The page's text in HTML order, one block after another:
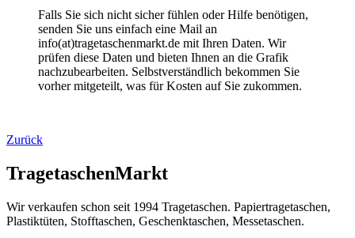
Wichtige Links
Papiertüten (248)
Flaschentaschen (28)
Weihnachts­tüten (108)
Non Woven u. Woven Taschen (203)
Geschenke verpacken (301)
weitere TRAGETASCHEN SONDERANGEBOTE